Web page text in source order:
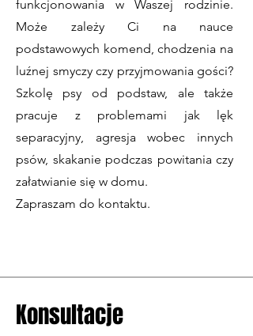
funkcjonowania w Waszej rodzinie.
Może zależy Ci na nauce
podstawowych komend, chodzenia na
luźnej smyczy czy przyjmowania gości?
Szkolę psy od podstaw, ale także
pracuje z problemami jak lęk
separacyjny, agresja wobec innych
psów, skakanie podczas powitania czy
załatwianie się w domu.
Zapraszam do kontaktu.
Konsultacje